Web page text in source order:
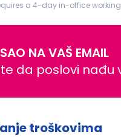
a 4-day in-office working week,
NA VAŠ EMAIL
da poslovi nađu
troškovima